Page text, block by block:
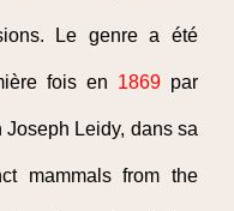
Le genre a été
fois en 1869par
Joseph Leidy, dans sa
mammals from the